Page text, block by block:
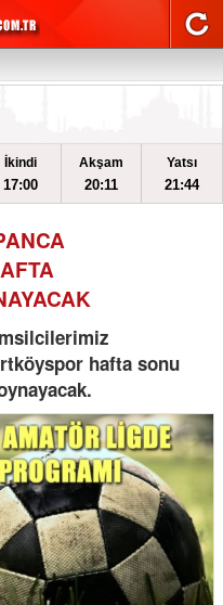
İkindi
17:00
Akşam
20:11
Yatsı
21:44
hafta sonu